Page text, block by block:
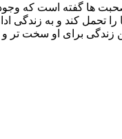
صحبت ها گفته است که
را تحمل کند و به زندگی
زندگی برای او سخت تر